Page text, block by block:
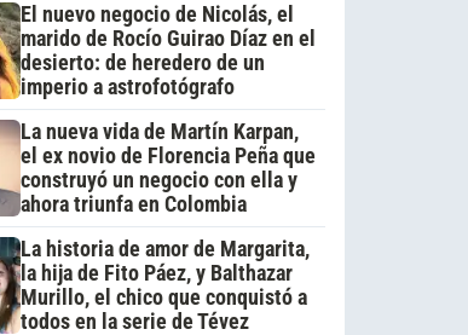
El nuevo negocio de Nicolás, el
marido de Rocío Guirao Díaz en el
desierto: de heredero de un
imperio a astrofotógrafo
La nueva vida de Martín Karpan,
el ex novio de Florencia Peña que
construyó un negocio con ella y
ahora triunfa en Colombia
La historia de amor de Margarita,
la hija de Fito Páez, y Balthazar
Murillo, el chico que conquistó a
todos en la serie de Tévez